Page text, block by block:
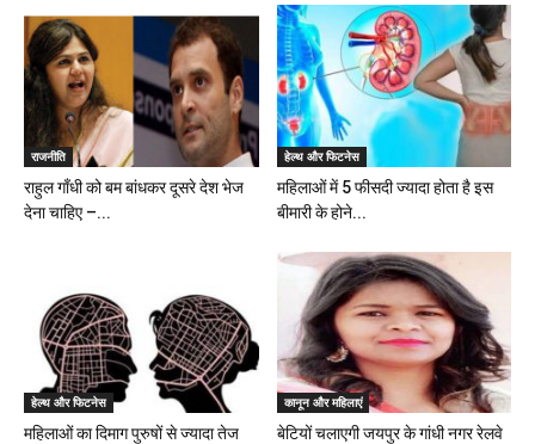
राजनीति
राहुल गाँधी को बम बांधकर दूसरे देश भेज
देना चाहिए –...
हेल्थ और फिटनेस
महिलाओं में 5 फीसदी ज्यादा होता है इस
बीमारी के होने...
हेल्थ और फिटनेस
महिलाओं का दिमाग पुरुषों से ज्यादा तेज
कानून और महिलाएं
बेटियों चलाएगी जयपुर के गांधी नगर रेलवे